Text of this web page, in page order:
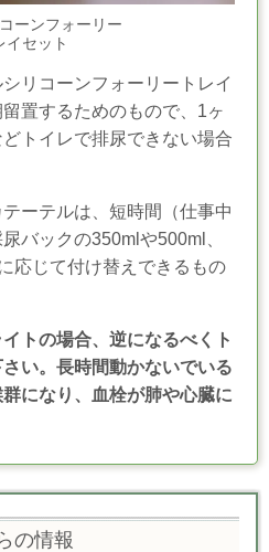
ーンフォーリー
イセット
リコーンフォーリートレイ
置するためのもので、1ヶ
トイレで排尿できない場合
ーテルは、短時間（仕事中
バックの350mlや500ml、
応じて付け替えできるもの
トの場合、逆になるべくト
い。長時間動かないでいる
になり、血栓が肺や心臓に
の情報